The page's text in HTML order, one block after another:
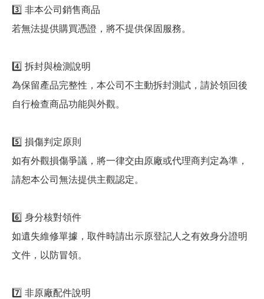
3️⃣ 非本公司銷售商品
若無法提供購買憑證，將不提供保固服務。
4️⃣ 拆封與檢測說明
為保留產品完整性，本公司不主動拆封測試，請於領回後
自行檢查商品功能與外觀。
5️⃣ 損傷判定原則
如有外觀損傷爭議，將一律交由原廠或代理商判定為準，
請恕本公司無法提供主觀認定。
6️⃣ 身分核對領件
如遺失維修單據，取件時請出示原登記人之有效身分證明
文件，以防冒領。
7️⃣ 非原廠配件說明